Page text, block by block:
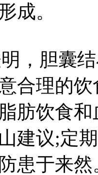
成。
胆囊结
合理的
肪饮食
建议;定
患于来然